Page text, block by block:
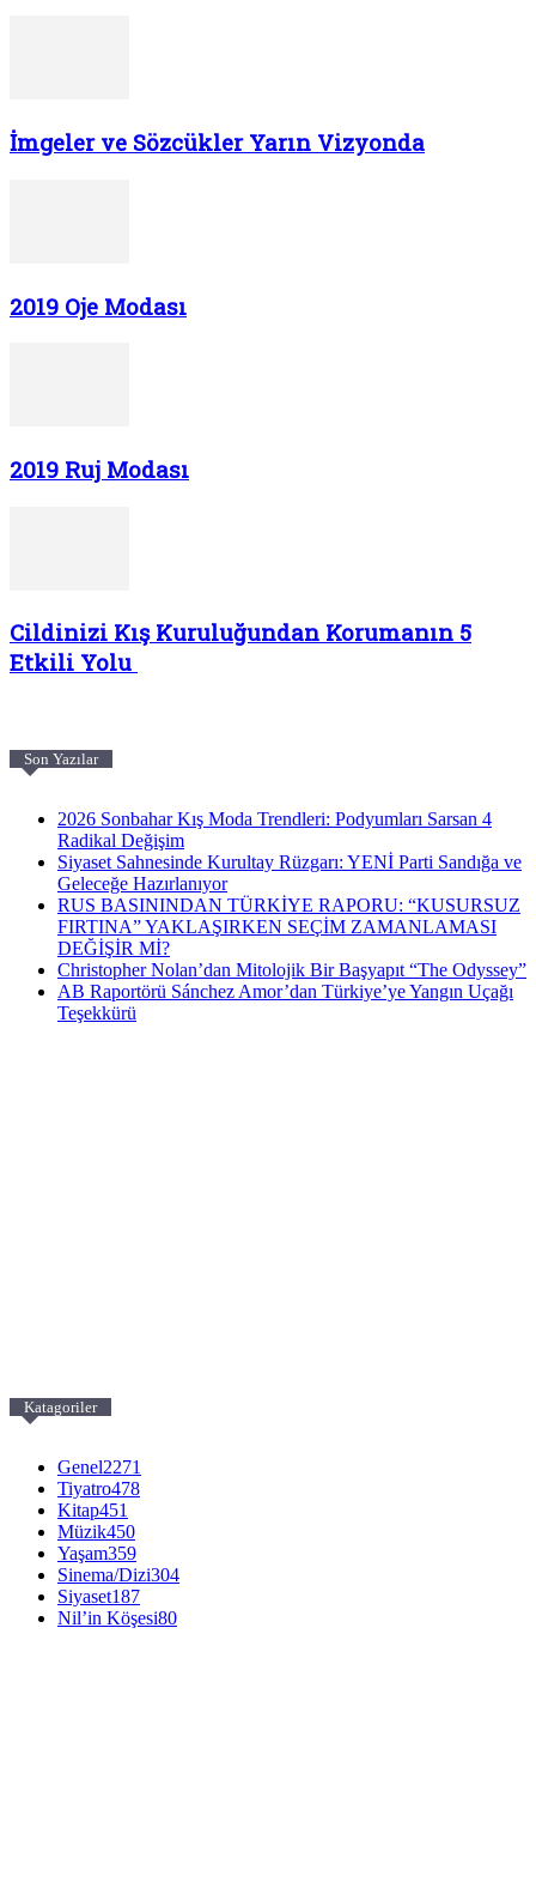
İmgeler ve Sözcükler Yarın Vizyonda
2019 Oje Modası
2019 Ruj Modası
Cildinizi Kış Kuruluğundan Korumanın 5
Etkili Yolu
Son Yazılar
2026 Sonbahar Kış Moda Trendleri: Podyumları Sarsan 4
Radikal Değişim
Siyaset Sahnesinde Kurultay Rüzgarı: YENİ Parti Sandığa ve
Geleceğe Hazırlanıyor
RUS BASININDAN TÜRKİYE RAPORU: “KUSURSUZ
FIRTINA” YAKLAŞIRKEN SEÇİM ZAMANLAMASI
DEĞİŞİR Mİ?
Christopher Nolan’dan Mitolojik Bir Başyapıt “The Odyssey”
AB Raportörü Sánchez Amor’dan Türkiye’ye Yangın Uçağı
Teşekkürü
Katagoriler
Genel2271
Tiyatro478
Kitap451
Müzik450
Yaşam359
Sinema/Dizi304
Siyaset187
Nil’in Köşesi80